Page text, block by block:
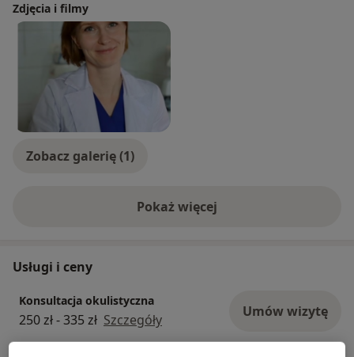
Zdjęcia i filmy
Zobacz galerię (1)
Pokaż więcejo doświadczeniu
Usługi i ceny
Konsultacja okulistyczna
250 zł - 335 zł Szczegóły Umów wizytę